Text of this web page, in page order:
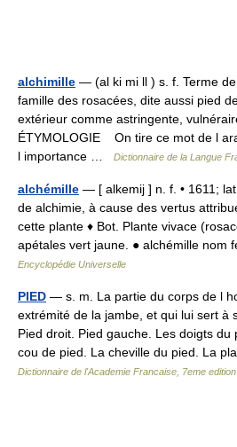
alchimille — (al ki mi ll ) s. f. Terme
famille des rosacées, dite aussi pied
extérieur comme astringente,
ÉTYMOLOGIE On tire ce mot de l
l importance …
Dictionnaire de la Langue
alchémille — [ alkemij ] n. f. • 1611;
de alchimie, à cause des vertus
cette plante ♦ Bot. Plante vivace
apétales vert jaune. ● alchémille nom
Encyclopédie Universelle
PIED — s. m. La partie du corps de l
extrémité de la jambe, et qui lui sert à
Pied droit. Pied gauche. Les doigts
cou de pied. La cheville du pied. La
Dictionnaire de l'Academie Francaise, 7eme